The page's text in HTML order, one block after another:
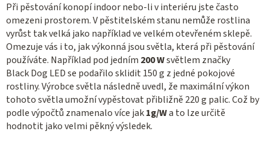
Při pěstování konopí indoor nebo-li v interiéru jste často
omezeni prostorem. V pěstitelském stanu nemůže rostlina
vyrůst tak velká jako například ve velkém otevřeném sklepě.
Omezuje vás i to, jak výkonná jsou světla, která při pěstování
používáte. Například pod jedním 200 Wsvětlem značky
Black Dog LED se podařilo sklidit 150 g z jedné pokojové
rostliny. Výrobce světla následně uvedl, že maximální výkon
tohoto světla umožní vypěstovat přibližně 220 g palic. Což by
podle výpočtů znamenalo více jak1g/Wa to lze určitě
hodnotit jako velmi pěkný výsledek.